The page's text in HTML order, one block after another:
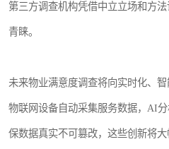
第三方调查机构凭借中立立场和方
青睐。
未来物业满意度调查将向实时化、智
物联网设备自动采集服务数据，AI
保数据真实不可篡改，这些创新将大